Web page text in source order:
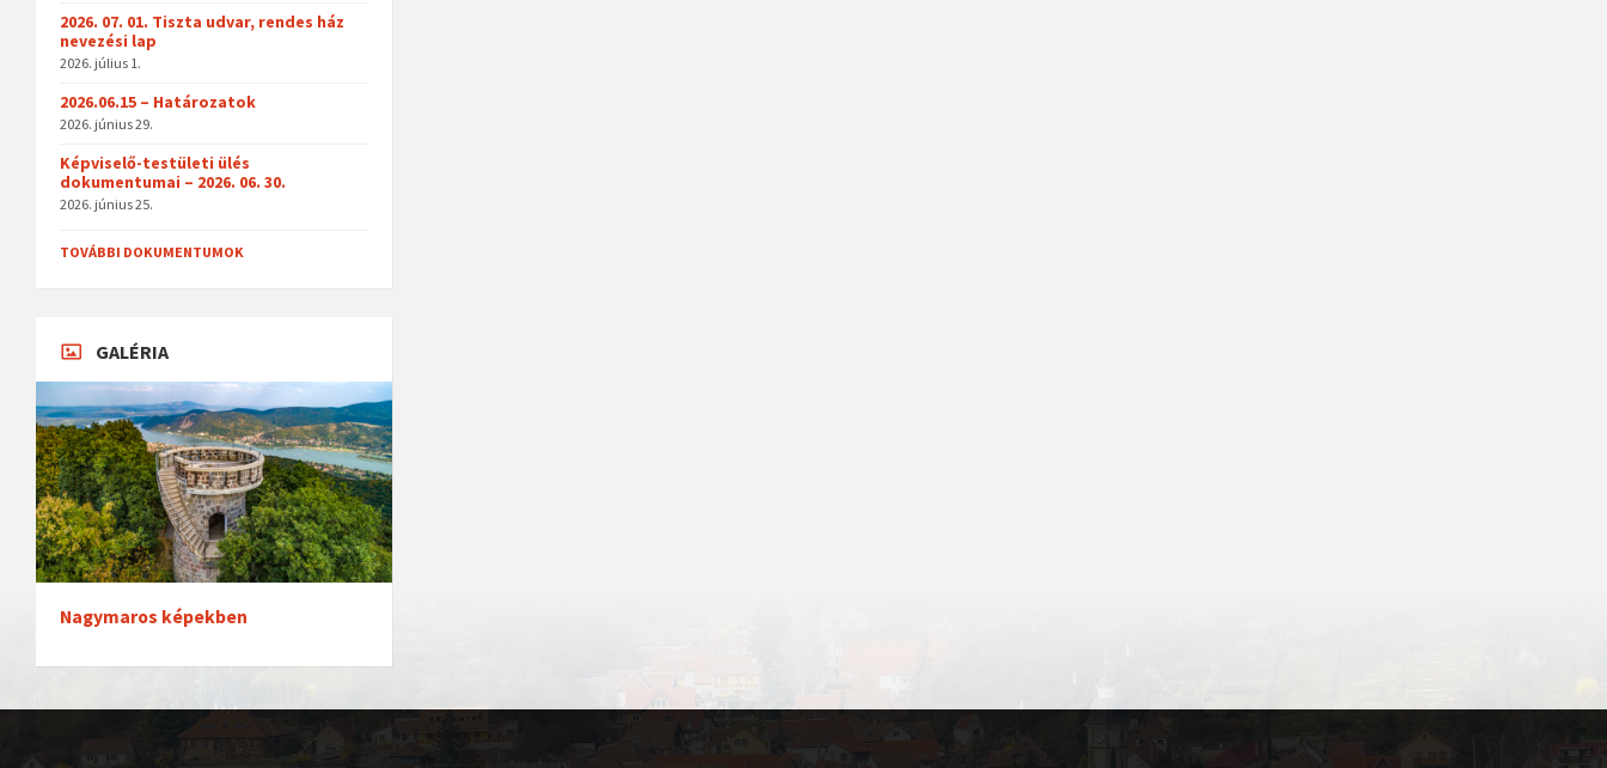
2026. 07. 01. Tiszta udvar, rendes ház
nevezési lap
2026. július 1.
2026.06.15 – Határozatok
2026. június 29.
Képviselő-testületi ülés
dokumentumai – 2026. 06. 30.
2026. június 25.
TOVÁBBI DOKUMENTUMOK
GALÉRIA
Nagymaros képekben